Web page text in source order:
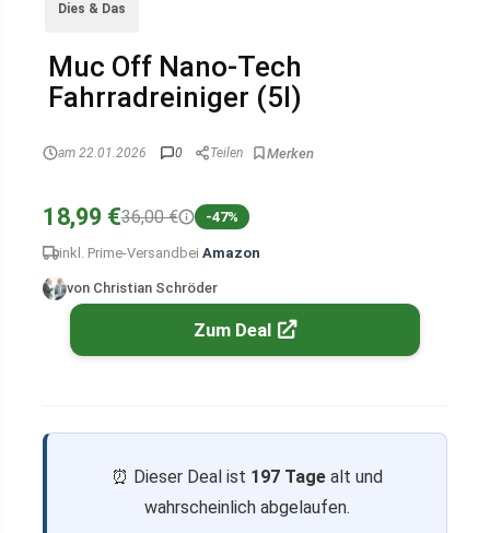
Dies & Das
Muc Off Nano-Tech
Fahrradreiniger (5l)
am 22.01.2026 0 Teilen
18,99 €36,00 € -47%
inkl. Prime-Versand bei Amazon
von Christian Schröder
Zum Deal
⏰ Dieser Deal ist 197 Tagealt und
wahrscheinlich abgelaufen.